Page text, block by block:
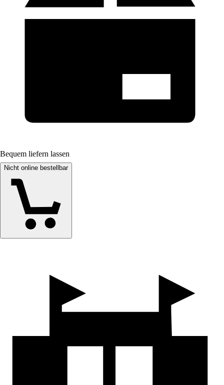
Bequem liefern lassen
Nicht online bestellbar